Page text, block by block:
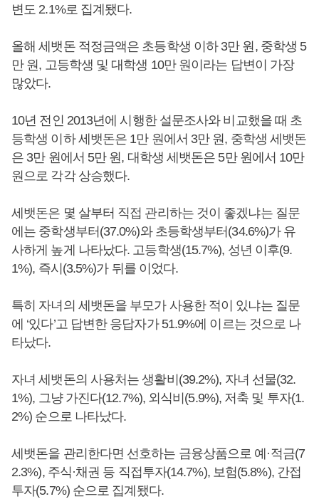
변도 2.1%로 집계됐다.
올해 세뱃돈 적정금액은 초등학생 이하 3만 원, 중학생 5
만 원, 고등학생 및 대학생 10만 원이라는 답변이 가장
많았다.
10년 전인 2013년에 시행한 설문조사와 비교했을 때 초
등학생 이하 세뱃돈은 1만 원에서 3만 원, 중학생 세뱃돈
은 3만 원에서 5만 원, 대학생 세뱃돈은 5만 원에서 10만
원으로 각각 상승했다.
세뱃돈은 몇 살부터 직접 관리하는 것이 좋겠냐는 질문
에는 중학생부터(37.0%)와 초등학생부터(34.6%)가 유
사하게 높게 나타났다. 고등학생(15.7%), 성년 이후(9.
1%), 즉시(3.5%)가 뒤를 이었다.
특히 자녀의 세뱃돈을 부모가 사용한 적이 있냐는 질문
에 ‘있다’고 답변한 응답자가 51.9%에 이르는 것으로 나
타났다.
자녀 세뱃돈의 사용처는 생활비(39.2%), 자녀 선물(32.
1%), 그냥 가진다(12.7%), 외식비(5.9%), 저축 및 투자(1.
2%) 순으로 나타났다.
세뱃돈을 관리한다면 선호하는 금융상품으로 예·적금(7
2.3%), 주식·채권 등 직접투자(14.7%), 보험(5.8%), 간접
투자(5.7%) 순으로 집계됐다.